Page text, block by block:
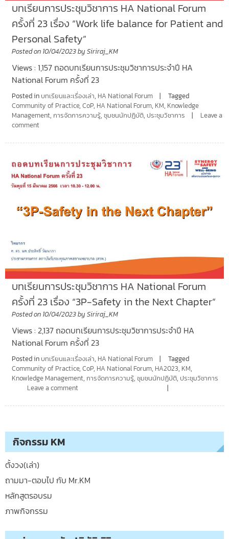
บทเรียนการประชุมวิชาการ HA National Forum
ครั้งที่ 23 เรื่อง “Work life balance for Patient and
Personal Safety”
Posted on 10/04/2023by Siriraj_KM
Views : 1,157 ถอดบทเรียนการประชุมวิชาการประจำปี HA
National Forum ครั้งที่ 23
Posted in บทเรียนและเรื่องเล่า, HA National Forum
Tagged
Community of Practice, CoP, HA National Forum, KM, Knowledge
Management, การจัดการความรู้, ชุมชนนักปฏิบัติ, ประชุมวิชาการ
Leave a
comment
บทเรียนการประชุมวิชาการ HA National Forum
ครั้งที่ 23 เรื่อง “3P-Safety in the Next Chapter”
Posted on 10/04/2023by Siriraj_KM
Views : 2,137 ถอดบทเรียนการประชุมวิชาการประจำปี HA
National Forum ครั้งที่ 23
Posted in บทเรียนและเรื่องเล่า, HA National Forum
Tagged
Community of Practice, CoP, HA National Forum, HA2023, KM,
Knowledge Management, การจัดการความรู้, ชุมชนนักปฏิบัติ, ประชุมวิชาการ
Leave a comment
กิจกรรม KM
ตั้งวง(เล่า)
ถามมา-ตอบไป กับ Mr.KM
หลักสูตรอบรม
ภาพกิจกรรม